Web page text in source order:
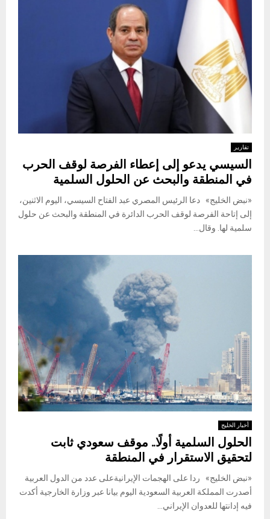
تقارير
السيسي يدعو إلى إعطاء الفرصة لوقف الحرب
في المنطقة والبحث عن الحلول السلمية
«نبض الخليج» دعا الرئيس المصري عبد الفتاح السيسي، اليوم الاثنين،
إلى إتاحة الفرصة لوقف الحرب الدائرة في المنطقة والبحث عن حلول
سلمية لها. وقال...
أخبار الخليج
الحلول السلمية أولًا.. موقف سعودي ثابت
لتحقيق الاستقرار في المنطقة
«نبض الخليج» ردا على الهجمات الإيرانيةعلى عدد من الدول العربية
أصدرت المملكة العربية السعودية اليوم بيانا عبر وزارة الخارجية أكدت
فيه إدانتها للعدوان الإيراني...